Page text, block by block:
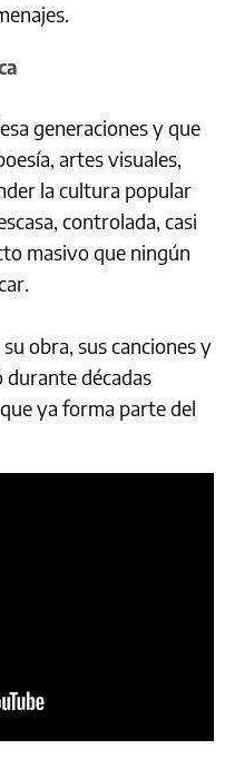
generaciones y que
artes visuales,
la cultura popular
controlada, casi
masivo que ningún
obra, sus canciones y
durante décadas
ya forma parte del